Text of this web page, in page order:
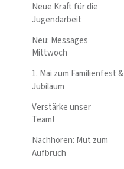
Neue Kraft für die
Jugendarbeit
Neu: Messages
Mittwoch
1. Mai zum Familienfest &
Jubiläum
Verstärke unser
Team!
Nachhören: Mut zum
Aufbruch